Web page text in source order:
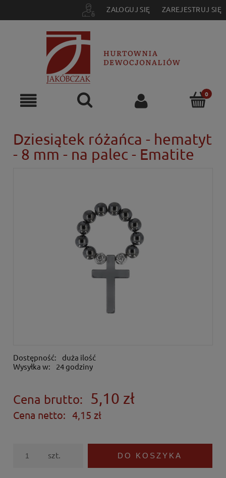
ZALOGUJ SIĘ ZAREJESTRUJ SIĘ
Dziesiątek różańca - hematyt
- 8 mm - na palec - Ematite
Dostępność:
duża ilość
Wysyłka w:
24 godziny
Cena brutto: 5,10 zł
Cena netto: 4,15 zł
szt. DO KOSZYKA